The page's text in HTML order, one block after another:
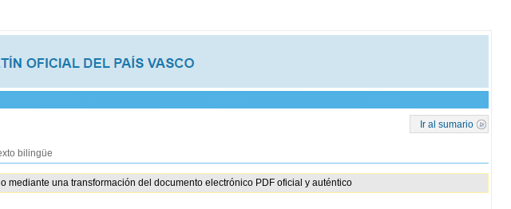
Ir al sumario
bilingüe
mediante una transformación del documento electrónico PDF oficial y auténtico